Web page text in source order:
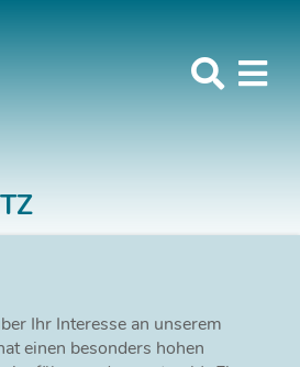
Ihr Interesse an unserem
einen besonders hohen